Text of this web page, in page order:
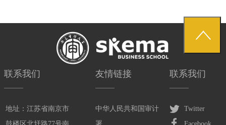
联系我们
地址：江苏省南京市
友情链接
中华人民共和国审计
联系我们
Twitter